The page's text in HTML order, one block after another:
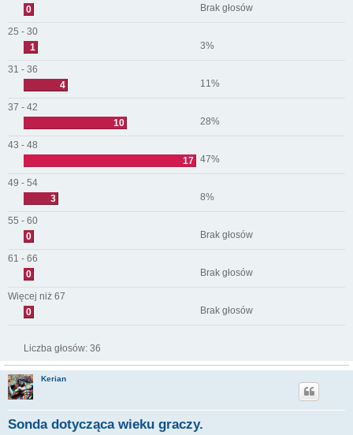
0
Brak głosów
25 - 30
1
3%
31 - 36
4
11%
37 - 42
10
28%
43 - 48
17 47%
49 - 54
3
8%
55 - 60
0
Brak głosów
61 - 66
0
Brak głosów
Więcej niż 67
0
Brak głosów
Liczba głosów: 36
Kerian
Sonda dotycząca wieku graczy.